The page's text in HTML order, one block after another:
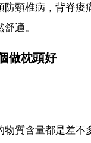
防頸椎病，背脊痠
適。
做枕頭好
物質含量都是差不